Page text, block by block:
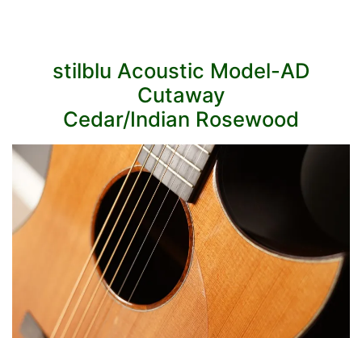
stilblu Acoustic Model-AD
Cutaway
Cedar/Indian Rosewood